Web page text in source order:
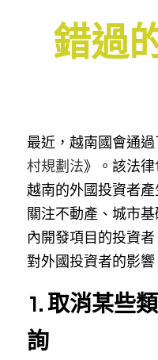
錯過
最近，越南國會通
村規劃法》。該法
越南的外國投資者
關注不動產、城市
內開發項目的投資
對外國投資者的影響
1. 取消某些
詢